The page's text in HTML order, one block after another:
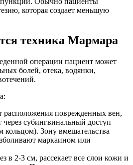
которая создает меньшую
техника Мармара
операции пациент может
болей, отека, водянки,
расположения поврежденных вен,
субингвинальный доступ
кольцом). Зону вмешательства
маркаином или
в 2-3 см, рассекает все слои кожи и